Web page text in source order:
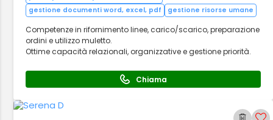
gestione documenti word, excel, pdf
gestione risorse umane
Competenze in rifornimento linee, carico/scarico, preparazione
ordini e utilizzo muletto.
Ottime capacità relazionali, organizzative e gestione priorità.
Chiama